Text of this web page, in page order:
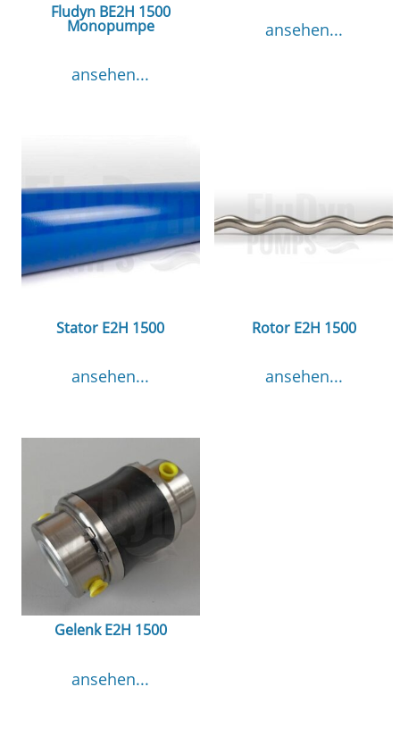
Fludyn BE2H 1500
Monopumpe
ansehen...
ansehen...
Stator E2H 1500
ansehen...
Rotor E2H 1500
ansehen...
Gelenk E2H 1500
ansehen...